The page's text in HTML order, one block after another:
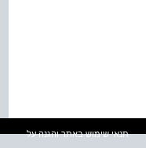
תנאי שימוש באתר והגנה על